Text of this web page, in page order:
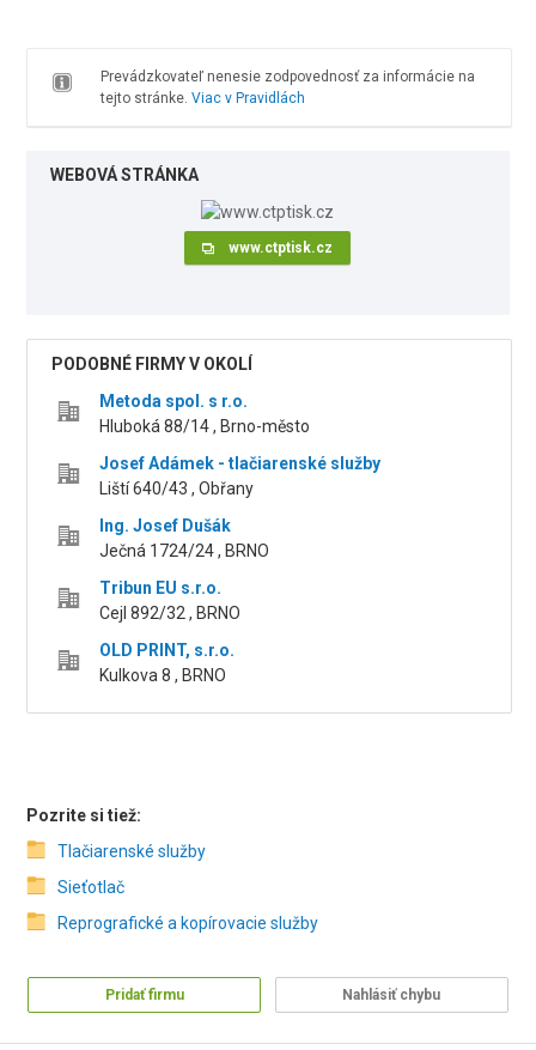
Prevádzkovateľ nenesie zodpovednosť za informácie na
tejto stránke. Viac v Pravidlách
WEBOVÁ STRÁNKA
www.ctptisk.cz
PODOBNÉ FIRMY V OKOLÍ
Metoda spol. s r.o.
Hluboká 88/14 , Brno-město
Josef Adámek - tlačiarenské služby
Liští 640/43 , Obřany
Ing. Josef Dušák
Ječná 1724/24 , BRNO
Tribun EU s.r.o.
Cejl 892/32 , BRNO
OLD PRINT, s.r.o.
Kulkova 8 , BRNO
Pozrite si tiež:
Tlačiarenské služby
Sieťotlač
Reprografické a kopírovacie služby
Pridať firmu Nahlásiť chybu